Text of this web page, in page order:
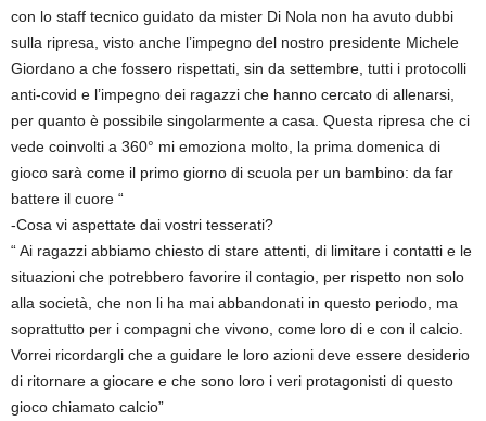
con lo staff tecnico guidato da mister Di Nola non ha avuto dubbi
sulla ripresa, visto anche l’impegno del nostro presidente Michele
Giordano a che fossero rispettati, sin da settembre, tutti i protocolli
anti-covid e l’impegno dei ragazzi che hanno cercato di allenarsi,
per quanto è possibile singolarmente a casa. Questa ripresa che ci
vede coinvolti a 360° mi emoziona molto, la prima domenica di
gioco sarà come il primo giorno di scuola per un bambino: da far
battere il cuore “
-Cosa vi aspettate dai vostri tesserati?
“ Ai ragazzi abbiamo chiesto di stare attenti, di limitare i contatti e le
situazioni che potrebbero favorire il contagio, per rispetto non solo
alla società, che non li ha mai abbandonati in questo periodo, ma
soprattutto per i compagni che vivono, come loro di e con il calcio.
Vorrei ricordargli che a guidare le loro azioni deve essere desiderio
di ritornare a giocare e che sono loro i veri protagonisti di questo
gioco chiamato calcio”